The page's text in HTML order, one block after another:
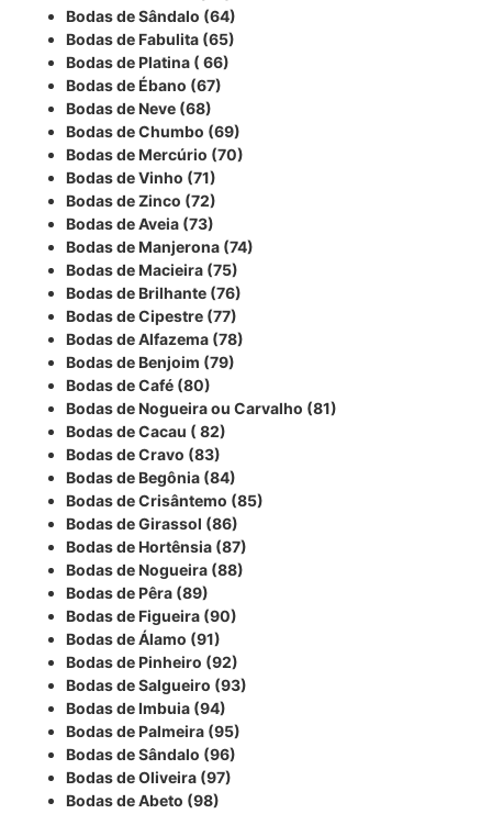
Bodas de Sândalo (64)
Bodas de Fabulita (65)
Bodas de Platina ( 66)
Bodas de Ébano (67)
Bodas de Neve (68)
Bodas de Chumbo (69)
Bodas de Mercúrio (70)
Bodas de Vinho (71)
Bodas de Zinco (72)
Bodas de Aveia (73)
Bodas de Manjerona (74)
Bodas de Macieira (75)
Bodas de Brilhante (76)
Bodas de Cipestre (77)
Bodas de Alfazema (78)
Bodas de Benjoim (79)
Bodas de Café (80)
Bodas de Nogueira ou Carvalho (81)
Bodas de Cacau ( 82)
Bodas de Cravo (83)
Bodas de Begônia (84)
Bodas de Crisântemo (85)
Bodas de Girassol (86)
Bodas de Hortênsia (87)
Bodas de Nogueira (88)
Bodas de Pêra (89)
Bodas de Figueira (90)
Bodas de Álamo (91)
Bodas de Pinheiro (92)
Bodas de Salgueiro (93)
Bodas de Imbuia (94)
Bodas de Palmeira (95)
Bodas de Sândalo (96)
Bodas de Oliveira (97)
Bodas de Abeto (98)